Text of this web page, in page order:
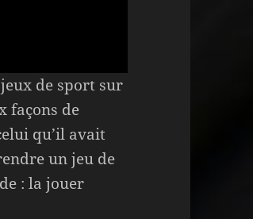
de sport sur
façons de
qu’il avait
un jeu de
: la jouer